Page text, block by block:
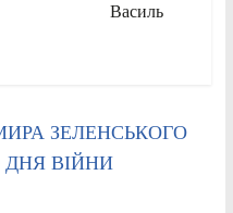
Василь
ЗЕЛЕНСЬКОГО
ДНЯ ВІЙНИ